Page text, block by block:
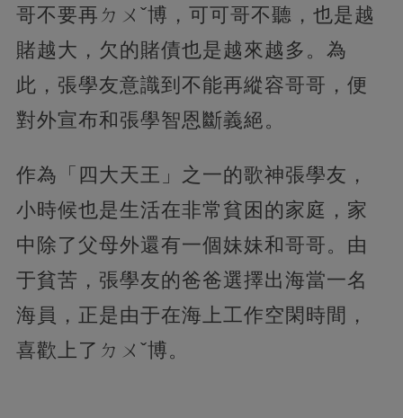
哥不要再ㄉㄨˇ博，可可哥不聽，也是越
賭越大，欠的賭債也是越來越多。為
此，張學友意識到不能再縱容哥哥，便
對外宣布和張學智恩斷義絕。
作為「四大天王」之一的歌神張學友，
小時候也是生活在非常貧困的家庭，家
中除了父母外還有一個妹妹和哥哥。由
于貧苦，張學友的爸爸選擇出海當一名
海員，正是由于在海上工作空閑時間，
喜歡上了ㄉㄨˇ博。